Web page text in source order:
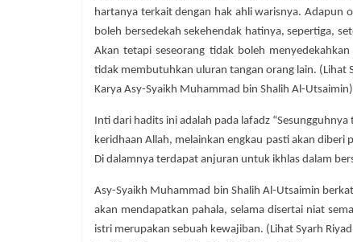
hartanya terkait dengan hak ahli warisnya. Adapun
boleh bersedekah sekehendak hatinya, sepertiga,
Akan tetapi seseorang tidak boleh
tidak membutuhkan uluran tangan orang lain. (Lihat
Karya Asy-Syaikh Muhammad bin Shalih Al-
Inti dari hadits ini adalah pada lafadz
keridhaan Allah, melainkan engkau pasti akan diberi
Di dalamnya terdapat anjuran untuk ikhlas dalam
Asy-Syaikh Muhammad bin Shalih Al-Utsaimin
akan mendapatkan pahala, selama disertai niat
istri merupakan sebuah kewajiban. (Lihat Syarh